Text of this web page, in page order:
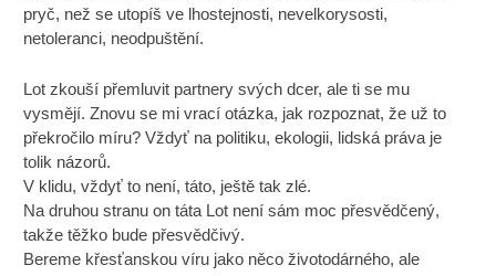
pryč, než se utopíš ve lhostejnosti, nevelkorysosti,
netoleranci, neodpuštění.
Lot zkouší přemluvit partnery svých dcer, ale ti se mu
vysmějí. Znovu se mi vrací otázka, jak rozpoznat, že už to
překročilo míru? Vždyť na politiku, ekologii, lidská práva je
tolik názorů.
V klidu, vždyť to není, táto, ještě tak zlé.
Na druhou stranu on táta Lot není sám moc přesvědčený,
takže těžko bude přesvědčivý.
Bereme křesťanskou víru jako něco životodárného, ale